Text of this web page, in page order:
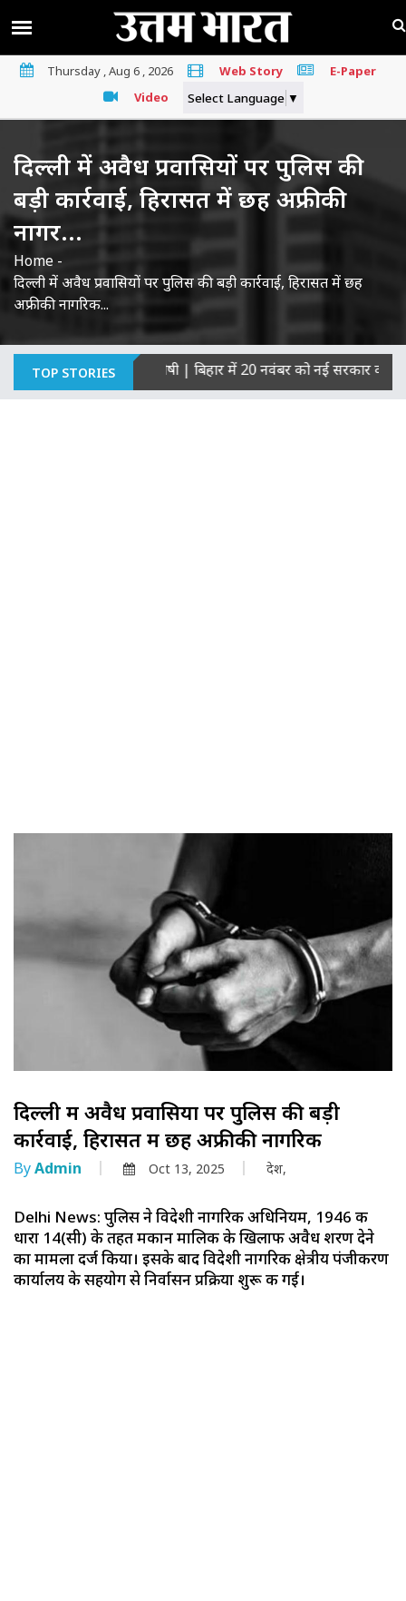
Thursday , Aug 6 , 2026 Web Story
E-Paper
Video
Select Language ▼
दिल्ली में अवैध प्रवासियों पर पुलिस की
बड़ी कार्रवाई, हिरासत में छह अफ्रीकी
नागर...
Home -
दिल्ली में अवैध प्रवासियों पर पुलिस की बड़ी कार्रवाई, हिरासत में छह
अफ्रीकी नागरिक...
TOP STORIES
का माना दोषी बिहार में 20 नवंबर को नई सरकार का शपथ
दिल्ली में अवैध प्रवासियों पर पुलिस की बड़ी
कार्रवाई, हिरासत में छह अफ्रीकी नागरिक
ByAdmin Oct 13, 2025 देश,
Delhi News: पुलिस ने विदेशी नागरिक अधिनियम, 1946 की
धारा 14(सी) के तहत मकान मालिक के खिलाफ अवैध शरण देने
का मामला दर्ज किया। इसके बाद विदेशी नागरिक क्षेत्रीय पंजीकरण
कार्यालय के सहयोग से निर्वासन प्रक्रिया शुरू की गई।